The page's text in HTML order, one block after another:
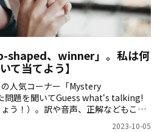
shaped、winner」。私は何
て当てよう】
人気コーナー「Mystery
問題を聞いてGuess what‘s talking!
う！）。訳や音声、正解などもこち
2023-10-05